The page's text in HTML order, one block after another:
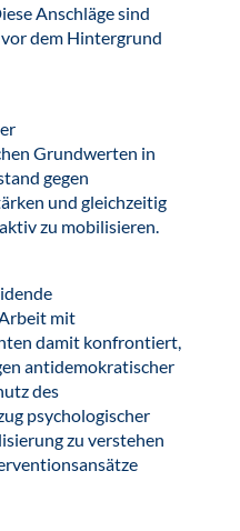
Anschläge sind
dem Hintergrund
Grundwerten in
gegen
und gleichzeitig
zu mobilisieren.
mit
damit konfrontiert,
antidemokratischer
des
psychologischer
zu verstehen